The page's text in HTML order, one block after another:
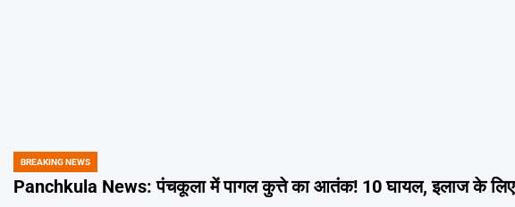
POSTED
IN
BREAKING NEWS
Panchkula News: पंचकूला में पागल कुत्ते का आतंक! 10 घायल, इलाज के